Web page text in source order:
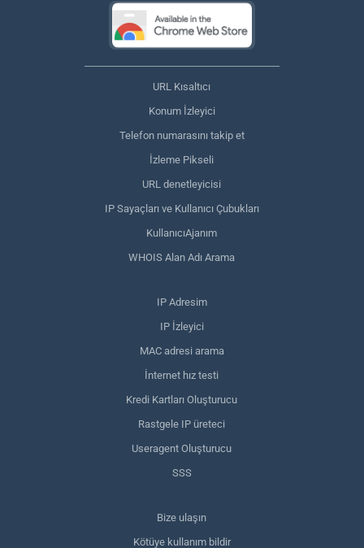
URL Kısaltıcı
Konum İzleyici
Telefon numarasını takip et
İzleme Pikseli
URL denetleyicisi
IP Sayaçları ve Kullanıcı Çubukları
KullanıcıAjanım
WHOIS Alan Adı Arama
IP Adresim
IP İzleyici
MAC adresi arama
İnternet hız testi
Kredi Kartları Oluşturucu
Rastgele IP üreteci
Useragent Oluşturucu
SSS
Bize ulaşın
Kötüye kullanım bildir